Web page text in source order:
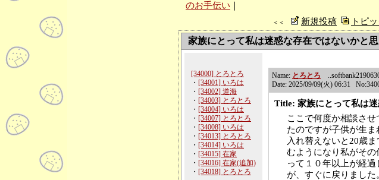
のお手伝い
＜＜ 新規投稿 トピ
家族にとって私は迷惑な存在ではないかと思
[34000] とろとろ
・ [34001] いろは
・ [34002] 道海
・ [34003] とろとろ
・ [34004] いろは
・ [34007] とろとろ
・ [34008] いろは
・ [34013] とろとろ
・ [34014] いろは
・ [34015] 在家
・ [34016] 在家(追加)
・ [34018] とろとろ
Name: とろとろ
Date: 2025/09/09(火) 06:31
Title: 家族にとって私は迷
ここで何度か相談さ
たのですが子供が生
入れ替えないと20歳
むようになり私がそ
って１０年以上が経
が、すぐに戻りまし